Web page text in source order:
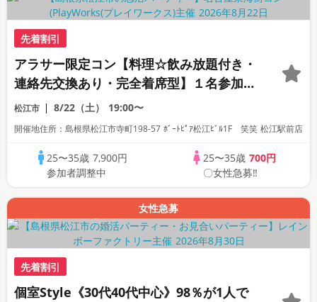
先着割引
アラサー限定コン【料理☆飲み放題付き・
連絡先交換あり・完全着席型】１名参加多
数・初参加も大歓迎☆プレイワークス主催
☆
松江市 8/22（土） 19:00〜
開催地住所：島根県松江市寺町198-57 ﾎﾞｰﾄﾋﾟｱ松江ﾋﾞﾙ1F 笑笑 松江駅前店
25〜35歳 7,900円
参加者調整中
25〜35歳 700円
〇女性急募‼
女性急募
先着割引
個室Style《30代40代中心》98％が1人で